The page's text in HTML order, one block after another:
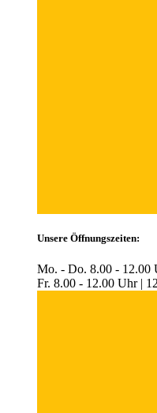
Unsere Öffnungszeiten:
Mo. - Do. 8.00 - 12.00
Fr. 8.00 - 12.00 Uhr |